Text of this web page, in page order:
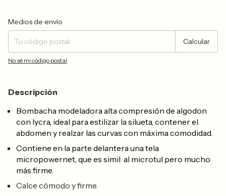
Entregas para el CP:
Medios de envío
Calcular
No sé mi código postal
Descripción
Bombacha modeladora alta compresión de algodon
con lycra, ideal para estilizar la silueta, contener el
abdomen y realzar las curvas con máxima comodidad.
Contiene en la parte delantera una tela
micropowernet, que es simil al microtul pero mucho
más firme.
Calce cómodo y firme.